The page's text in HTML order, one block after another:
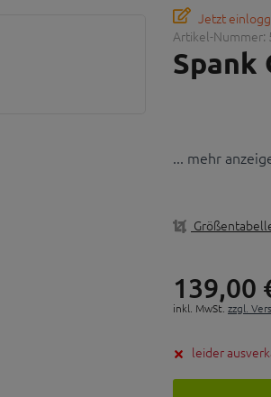
Jetzt
Artikel-Nummer:
Spank
... mehr
139,00
inkl. MwSt. zzgl.
leider